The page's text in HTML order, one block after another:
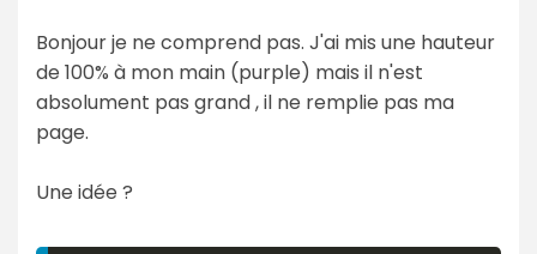
Bonjour je ne comprend pas. J'ai mis une hauteur
de 100% à mon main (purple) mais il n'est
absolument pas grand , il ne remplie pas ma
page.
Une idée ?